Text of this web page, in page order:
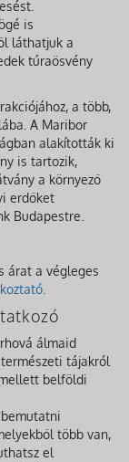
is
láthatjuk a
túraösvény
a több,
A Maribor
alakították ki
is tartozik,
a környező
erdőket
Budapestre.
árat a végleges
álmaid
tájakról
belföldi
több van,
el